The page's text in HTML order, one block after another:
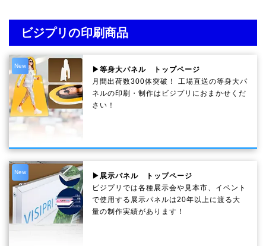
ビジプリの印刷商品
New
▶等身大パネル トップページ
月間出荷数300体突破！ 工場直送の等身大パ
ネルの印刷・制作は ビジプリ におまかせくだ
さい！
New
▶展示パネル トップページ
ビジプリでは各種展示会や見本市、イベント
で使用する展示パネルは20年以上に渡る大
量の制作実績があります！